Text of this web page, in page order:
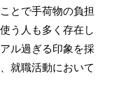
とで手荷物の負担
う人も多く存在し
ル過ぎる印象を採
就職活動において